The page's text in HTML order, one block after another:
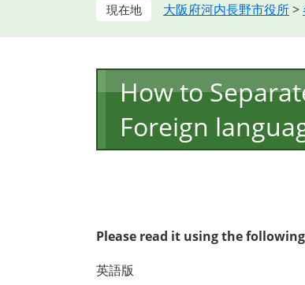
大阪府河内長野市役所>
文
How to
Foreign
Please read it using the
英語版